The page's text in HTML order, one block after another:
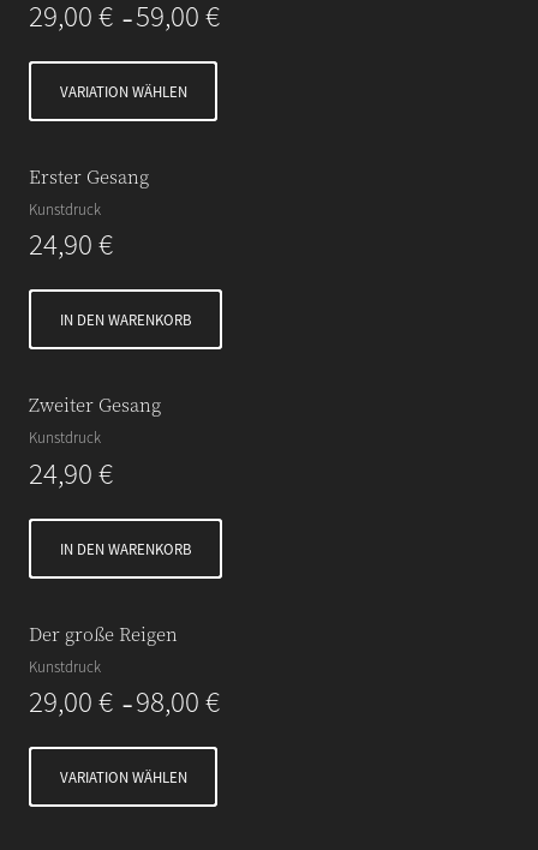
29,00€ – 59,00€
VARIATION WÄHLEN
Erster Gesang
Kunstdruck
24,90€
IN DEN WARENKORB
Zweiter Gesang
Kunstdruck
24,90€
IN DEN WARENKORB
Der große Reigen
Kunstdruck
29,00€ – 98,00€
VARIATION WÄHLEN